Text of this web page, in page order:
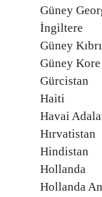
Güney
İngiltere
Güney
Güney Kore
Gürcistan
Haiti
Havai
Hırvatistan
Hindistan
Hollanda
Hollanda